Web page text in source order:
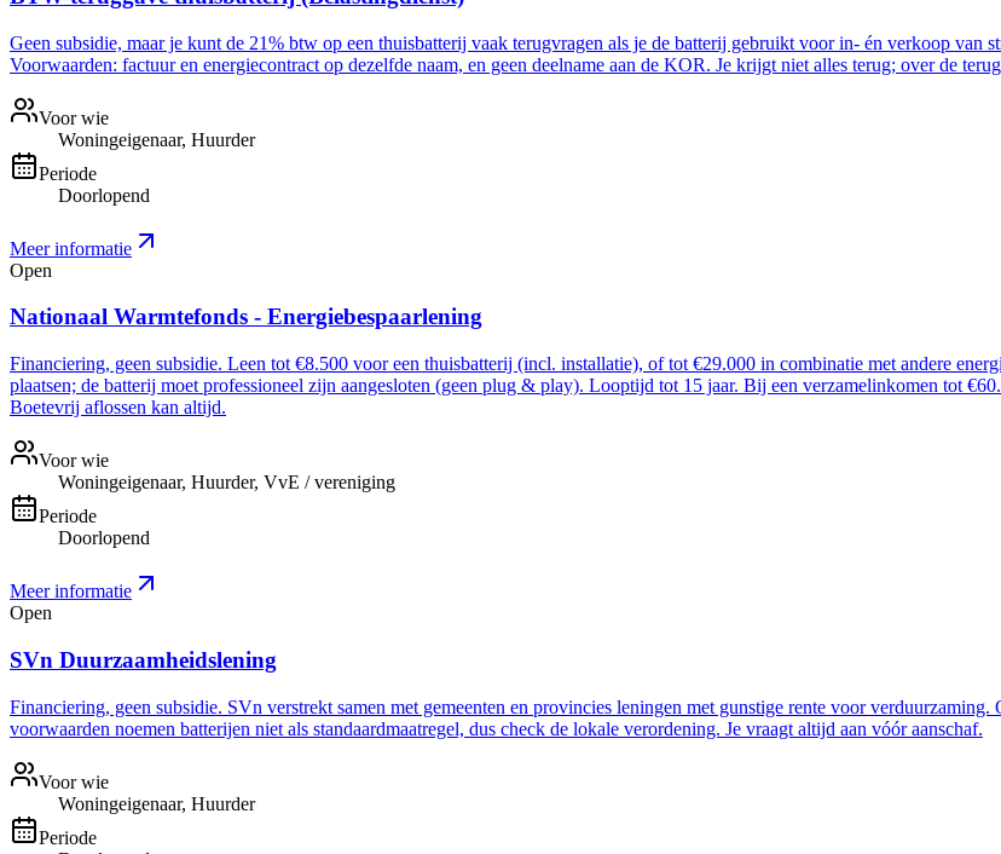
Geen subsidie, maar je kunt de 21% btw op een thuisbatterij vaak terugvragen als je de batterij gebruikt voor in- én verkoop van
Voorwaarden: factuur en energiecontract op dezelfde naam, en geen deelname aan de KOR. Je krijgt niet alles terug; over de
Voor wie
Woningeigenaar, Huurder
Periode
Doorlopend
Meer informatie
Open
Nationaal Warmtefonds - Energiebespaarlening
Financiering, geen subsidie. Leen tot €8.500 voor een thuisbatterij (incl. installatie), of tot €29.000 in combinatie met andere
plaatsen; de batterij moet professioneel zijn aangesloten (geen plug & play). Looptijd tot 15 jaar. Bij een verzamelinkomen tot
Boetevrij aflossen kan altijd.
Voor wie
Woningeigenaar, Huurder, VvE / vereniging
Periode
Doorlopend
Meer informatie
Open
SVn Duurzaamheidslening
Financiering, geen subsidie. SVn verstrekt samen met gemeenten en provincies leningen met gunstige rente voor
voorwaarden noemen batterijen niet als standaardmaatregel, dus check de lokale verordening. Je vraagt altijd aan vóór aanschaf.
Voor wie
Woningeigenaar, Huurder
Periode